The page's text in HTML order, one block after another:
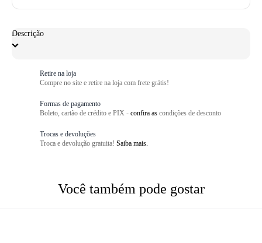
Descrição
Retire na loja
Compre no site e retire na loja com frete grátis!
Formas de pagamento
Boleto, cartão de crédito e PIX - confira as condições de desconto
Trocas e devoluções
Troca e devolução gratuita! Saiba mais.
Você também pode gostar